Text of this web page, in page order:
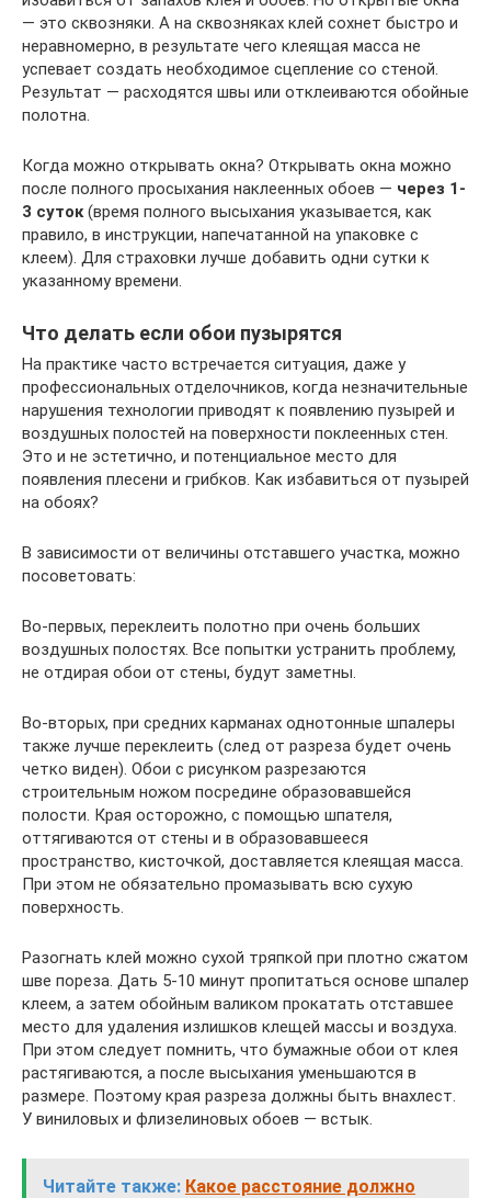
— это сквозняки. А на сквозняках клей сохнет быстро и
неравномерно, в результате чего клеящая масса не
успевает создать необходимое сцепление со стеной.
Результат — расходятся швы или отклеиваются обойные
полотна.
Когда можно открывать окна? Открывать окна можно
после полного просыхания наклеенных обоев — через 1-
3 суток(время полного высыхания указывается, как
правило, в инструкции, напечатанной на упаковке с
клеем). Для страховки лучше добавить одни сутки к
указанному времени.
Что делать если обои пузырятся
На практике часто встречается ситуация, даже у
профессиональных отделочников, когда незначительные
нарушения технологии приводят к появлению пузырей и
воздушных полостей на поверхности поклеенных стен.
Это и не эстетично, и потенциальное место для
появления плесени и грибков. Как избавиться от пузырей
на обоях?
В зависимости от величины отставшего участка, можно
посоветовать:
Во-первых, переклеить полотно при очень больших
воздушных полостях. Все попытки устранить проблему,
не отдирая обои от стены, будут заметны.
Во-вторых, при средних карманах однотонные шпалеры
также лучше переклеить (след от разреза будет очень
четко виден). Обои с рисунком разрезаются
строительным ножом посредине образовавшейся
полости. Края осторожно, с помощью шпателя,
оттягиваются от стены и в образовавшееся
пространство, кисточкой, доставляется клеящая масса.
При этом не обязательно промазывать всю сухую
поверхность.
Разогнать клей можно сухой тряпкой при плотно сжатом
шве пореза. Дать 5-10 минут пропитаться основе шпалер
клеем, а затем обойным валиком прокатать отставшее
место для удаления излишков клещей массы и воздуха.
При этом следует помнить, что бумажные обои от клея
растягиваются, а после высыхания уменьшаются в
размере. Поэтому края разреза должны быть внахлест.
У виниловых и флизелиновых обоев — встык.
Читайте также: Какое расстояние должно